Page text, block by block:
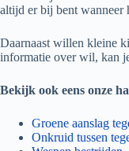
altijd er bij bent wanneer
Daarnaast willen kleine
informatie over wil, kan
Bekijk ook eens onze
Groene aanslag
Onkruid tussen